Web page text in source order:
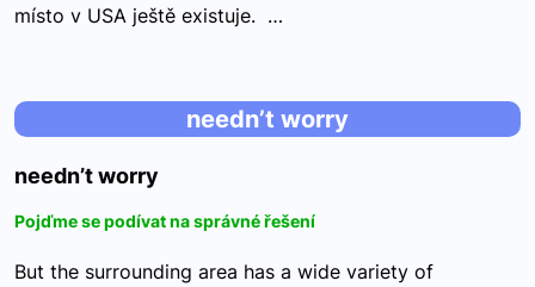
místo v USA ještě existuje. …
needn’t worry
needn’t worry
Pojďme se podívat na správné řešení
But the surrounding area has a wide variety of